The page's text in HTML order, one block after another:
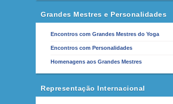
Grandes Mestres e Personalidades
Encontros com Grandes Mestres do Yoga
Encontros com Personalidades
Homenagens aos Grandes Mestres
Representação Internacional